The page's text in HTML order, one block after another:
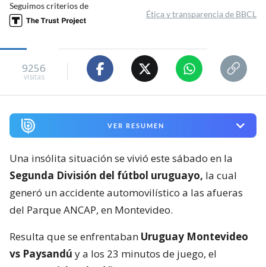
Seguimos criterios de
Ética y transparencia de BBCL
9256
visitas
VER RESUMEN
Una insólita situación se vivió este sábado en la
Segunda División del fútbol uruguayo, la cual
generó un accidente automovilístico a las afueras
del Parque ANCAP, en Montevideo.
Resulta que se enfrentaban Uruguay Montevideo
vs Paysandú y a los 23 minutos de juego, el